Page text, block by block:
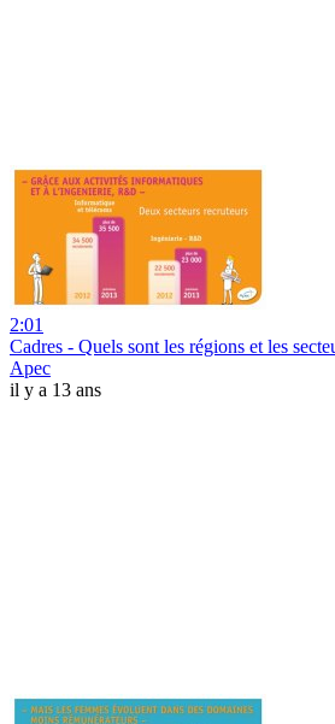
2:01
Cadres - Quels sont les régions et les
Apec
il y a 13 ans